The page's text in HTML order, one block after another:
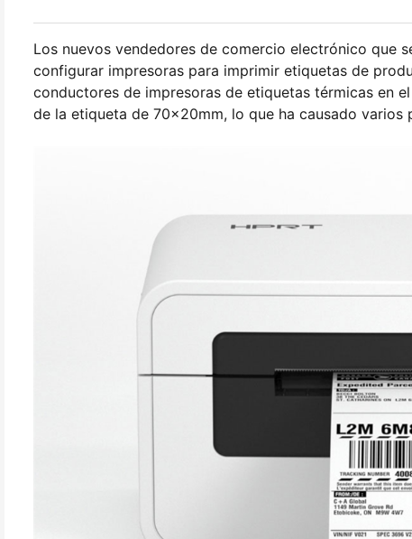
Los nuevos vendedores de comercio electrónico que
configurar impresoras para imprimir etiquetas de
conductores de impresoras de etiquetas térmicas en
de la etiqueta de 70x20mm, lo que ha causado varios